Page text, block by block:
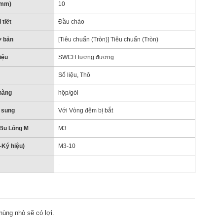
10
tiết Đầu chảo
bản [Tiêu chuẩn (Tròn)] Tiêu chuẩn (Tròn)
SWCH tương đương
Số liệu, Thô
hộp/gói
Với Vòng đệm bị bắt
Lông M M3
hiệu) M3-10
-
nhỏ sẽ có lợi.